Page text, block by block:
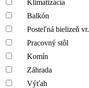
Klimatizácia
Balkón
Posteľná bielizeň vr.
Pracovný stôl
Komín
Záhrada
Výťah